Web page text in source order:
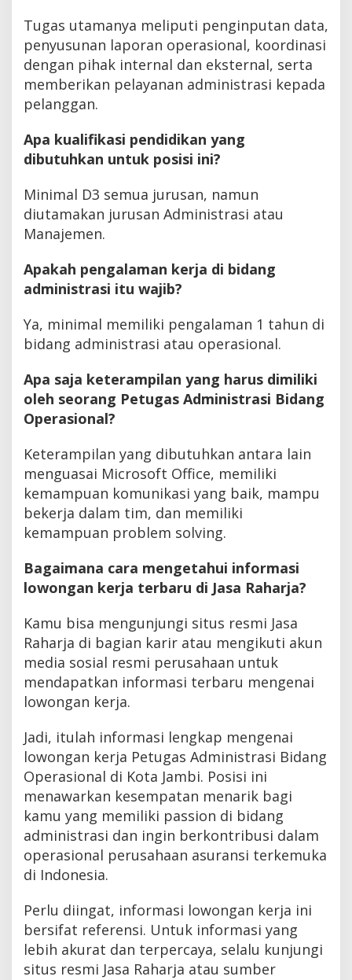
Tugas utamanya meliputi penginputan data,
penyusunan laporan operasional, koordinasi
dengan pihak internal dan eksternal, serta
memberikan pelayanan administrasi kepada
pelanggan.
Apa kualifikasi pendidikan yang
dibutuhkan untuk posisi ini?
Minimal D3 semua jurusan, namun
diutamakan jurusan Administrasi atau
Manajemen.
Apakah pengalaman kerja di bidang
administrasi itu wajib?
Ya, minimal memiliki pengalaman 1 tahun di
bidang administrasi atau operasional.
Apa saja keterampilan yang harus dimiliki
oleh seorang Petugas Administrasi Bidang
Operasional?
Keterampilan yang dibutuhkan antara lain
menguasai Microsoft Office, memiliki
kemampuan komunikasi yang baik, mampu
bekerja dalam tim, dan memiliki
kemampuan problem solving.
Bagaimana cara mengetahui informasi
lowongan kerja terbaru di Jasa Raharja?
Kamu bisa mengunjungi situs resmi Jasa
Raharja di bagian karir atau mengikuti akun
media sosial resmi perusahaan untuk
mendapatkan informasi terbaru mengenai
lowongan kerja.
Jadi, itulah informasi lengkap mengenai
lowongan kerja Petugas Administrasi Bidang
Operasional di Kota Jambi. Posisi ini
menawarkan kesempatan menarik bagi
kamu yang memiliki passion di bidang
administrasi dan ingin berkontribusi dalam
operasional perusahaan asuransi terkemuka
di Indonesia.
Perlu diingat, informasi lowongan kerja ini
bersifat referensi. Untuk informasi yang
lebih akurat dan terpercaya, selalu kunjungi
situs resmi Jasa Raharja atau sumber